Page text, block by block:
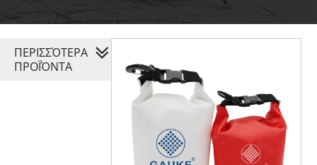
ΠΕΡΙΣΣΌΤΕΡΑ
ΠΡΟΪΌΝΤΑ